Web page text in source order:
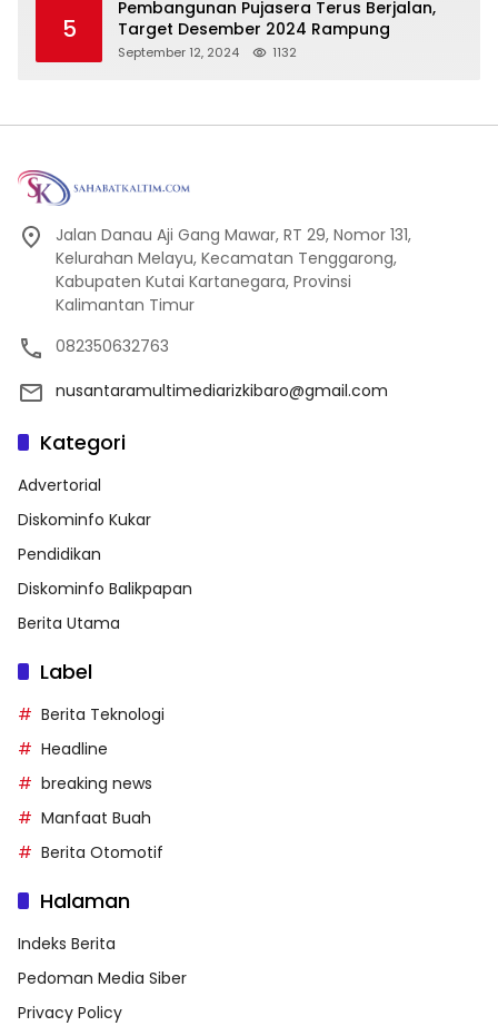
5
Pembangunan Pujasera Terus Berjalan,
Target Desember 2024 Rampung
September 12, 2024 1132
Jalan Danau Aji Gang Mawar, RT 29, Nomor 131,
Kelurahan Melayu, Kecamatan Tenggarong,
Kabupaten Kutai Kartanegara, Provinsi
Kalimantan Timur
082350632763
nusantaramultimediarizkibaro@gmail.com
Kategori
Advertorial
Diskominfo Kukar
Pendidikan
Diskominfo Balikpapan
Berita Utama
Label
Berita Teknologi
Headline
breaking news
Manfaat Buah
Berita Otomotif
Halaman
Indeks Berita
Pedoman Media Siber
Privacy Policy